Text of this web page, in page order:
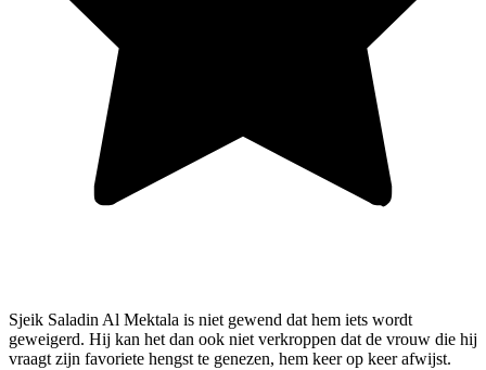
Sjeik Saladin Al Mektala is niet gewend dat hem iets wordt
geweigerd. Hij kan het dan ook niet verkroppen dat de vrouw die hij
vraagt zijn favoriete hengst te genezen, hem keer op keer afwijst.